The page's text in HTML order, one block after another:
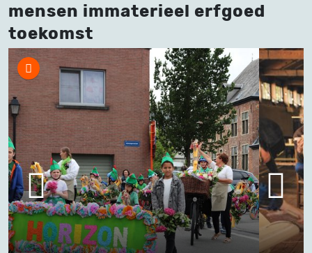
mensen immaterieel erfgoed
toekomst